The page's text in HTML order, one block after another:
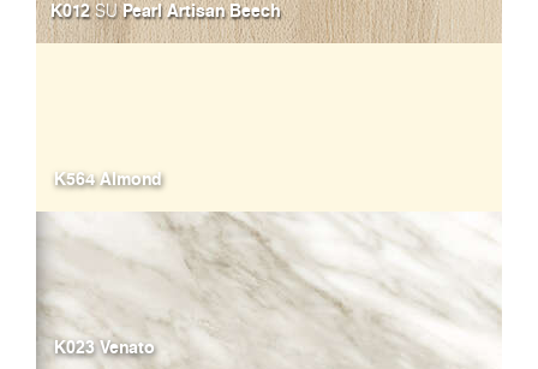
K012SUPearl Artisan Beech
K564 Almond
K023 Venato